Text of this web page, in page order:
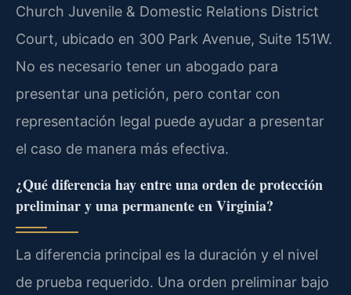
Church Juvenile & Domestic Relations District
Court, ubicado en 300 Park Avenue, Suite 151W.
No es necesario tener un abogado para
presentar una petición, pero contar con
representación legal puede ayudar a presentar
el caso de manera más efectiva.
¿Qué diferencia hay entre una orden de protección
preliminar y una permanente en Virginia?
La diferencia principal es la duración y el nivel
de prueba requerido. Una orden preliminar bajo